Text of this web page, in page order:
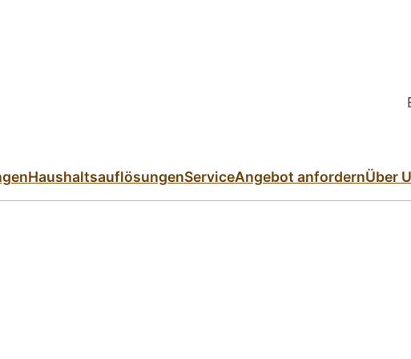
HaushaltsauflösungenServiceAngebot anfordernÜber